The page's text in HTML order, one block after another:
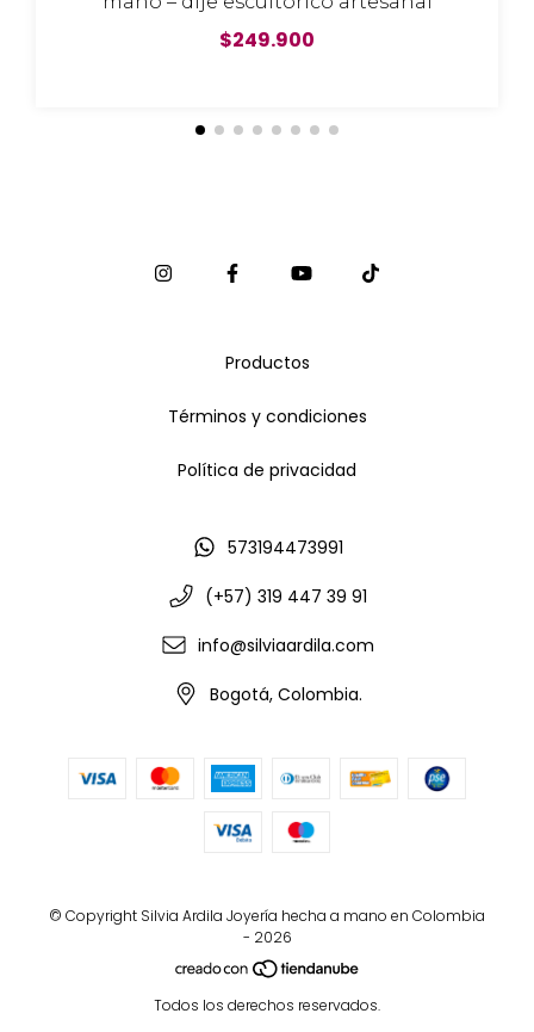
$249.900
Productos
Términos y condiciones
Política de privacidad
573194473991
(+57) 319 447 39 91
info@silviaardila.com
Bogotá, Colombia.
© Copyright Silvia Ardila Joyería hecha a mano en Colombia
- 2026
Todos los derechos reservados.